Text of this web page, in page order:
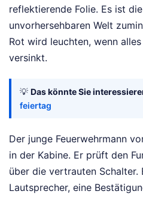
reflektierende Folie. Es ist
unvorhersehbaren Welt
Rot wird leuchten, wenn
versinkt.
💡 Das könnte Sie
feiertag
Der junge Feuerwehrmann
in der Kabine. Er prüft den
über die vertrauten Schalter.
Lautsprecher, eine